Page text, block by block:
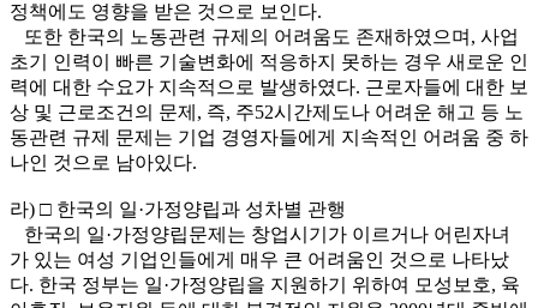
정책에도 영향을 받은 것으로 보인다.
또한 한국의 노동관련 규제의 어려움도 존재하였으며, 사업
초기 인력이 빠른 기술변화에 적응하지 못하는 경우 새로운 인
력에 대한 수요가 지속적으로 발생하였다. 근로자들에 대한 보
상 및 근로조건의 문제, 즉, 주52시간제도나 어려운 해고 등 노
동관련 규제 문제는 기업 경영자들에게 지속적인 어려움 중 하
나인 것으로 남아있다.
라) □ 한국의 일·가정양립과 성차별 관행
한국의 일·가정양립문제는 창업시기가 이르거나 어린자녀
가 있는 여성 기업인들에게 매우 큰 어려움인 것으로 나타났
다. 한국 정부는 일·가정양립을 지원하기 위하여 모성보호, 육